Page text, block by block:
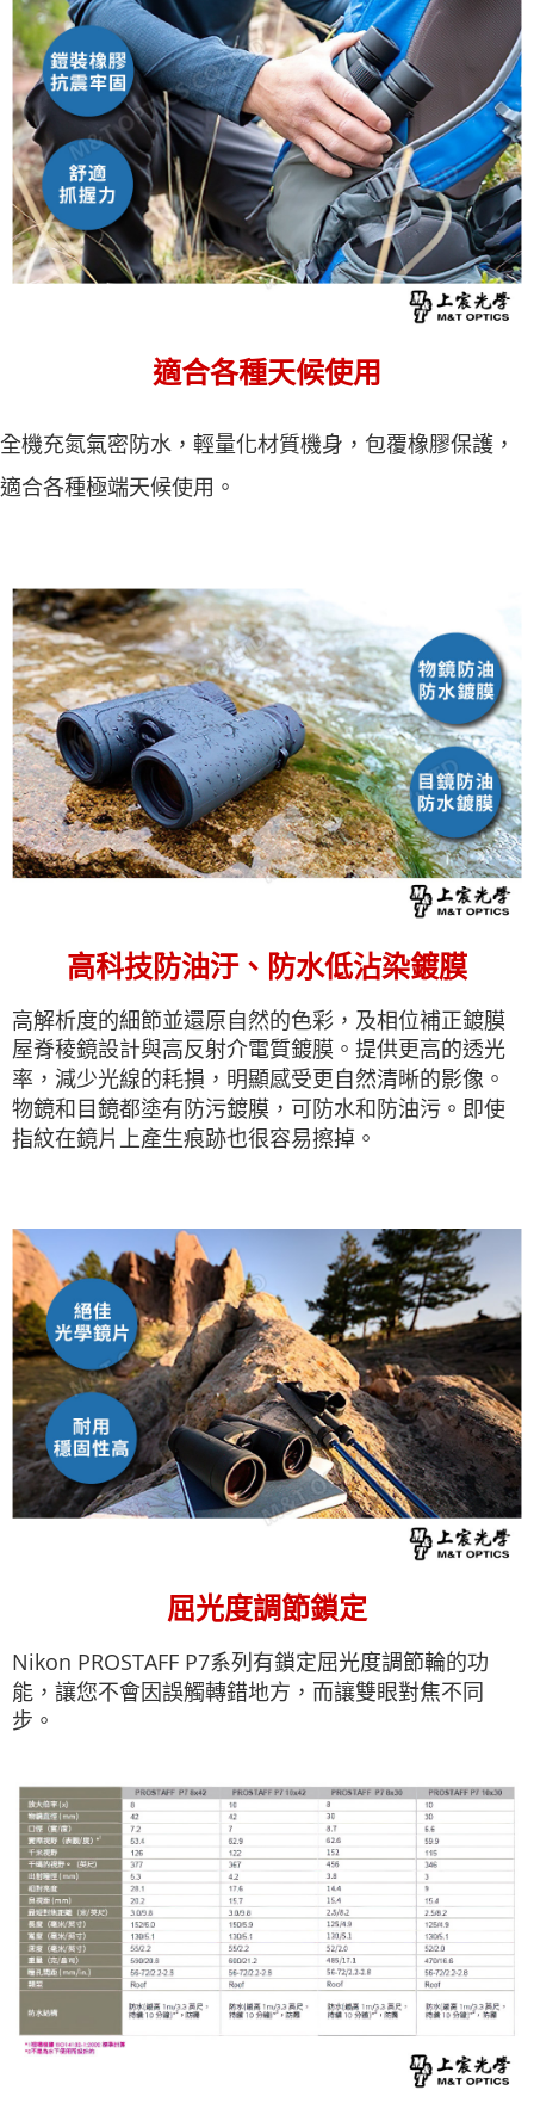
適合各種天候使用
全機充氮氣密防水，輕量化材質機身，包覆橡膠保護，
適合各種極端天候使用。
高科技防油汙、防水低沾染鍍膜
高解析度的細節並還原自然的色彩，及相位補正鍍膜
屋脊稜鏡設計與高反射介電質鍍膜。提供更高的透光
率，減少光線的耗損，明顯感受更自然清晰的影像。
物鏡和目鏡都塗有防污鍍膜，可防水和防油污。即使
指紋在鏡片上產生痕跡也很容易擦掉。
屈光度調節鎖定
Nikon PROSTAFF P7系列有鎖定屈光度調節輪的功
能，讓您不會因誤觸轉錯地方，而讓雙眼對焦不同
步。